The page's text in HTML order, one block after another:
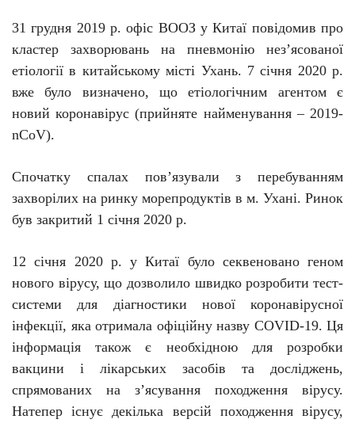
31 грудня 2019 р. офіс ВООЗ у Китаї повідомив про
кластер захворювань на пневмонію нез’ясованої
етіології в китайському місті Ухань. 7 січня 2020 р.
вже було визначено, що етіологічним агентом є
новий коронавірус (прийняте найменування – 2019-
nCoV).
Спочатку спалах пов’язували з перебуванням
захворілих на ринку морепродуктів в м. Ухані. Ринок
був закритий 1 січня 2020 р.
12 січня 2020 р. уКитаї було секвеновано геном
нового вірусу, що дозволило швидкорозробити тест-
системи для діагностики нової коронавірусної
інфекції, яка отримала офіційну назву COVID-19. Ця
інформація також є необхідною для розробки
вакцини і лікарських засобів та досліджень,
спрямованих на з’ясування походження вірусу.
Натепер існує декілька версій походження вірусу,